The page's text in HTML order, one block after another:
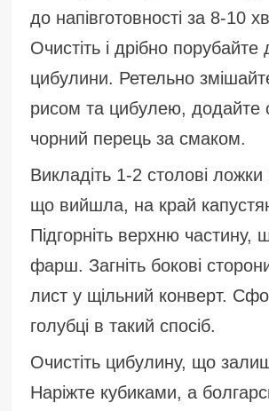
до напівготовності за 8-10
Очистіть і дрібно порубайте
цибулини. Ретельно
рисом та цибулею, додайте
чорний перець за смаком.
Викладіть 1-2 столові ложки
що вийшла, на край
Підгорніть верхню частину,
фарш. Загніть бокові
лист у щільний конверт.
голубці в такий спосіб.
Очистіть цибулину, що
Наріжте кубиками, а